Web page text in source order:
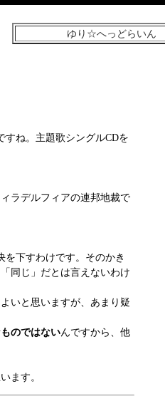
すね。主題歌シングルCDを
ラデルフィアの連邦地裁で
を下すわけです。そのかき
同じ」だとは言えないわけ
いと思いますが、あまり疑
のではないんですから、他
ます。